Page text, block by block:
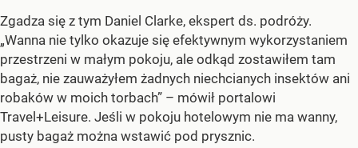
Zgadza się z tym Daniel Clarke, ekspert ds. podróży.
„Wanna nie tylko okazuje się efektywnym wykorzystaniem
przestrzeni w małym pokoju, ale odkąd zostawiłem tam
bagaż, nie zauważyłem żadnych niechcianych insektów ani
robaków w moich torbach” – mówił portalowi
Travel+Leisure. Jeśli w pokoju hotelowym nie ma wanny,
pusty bagaż można wstawić pod prysznic.